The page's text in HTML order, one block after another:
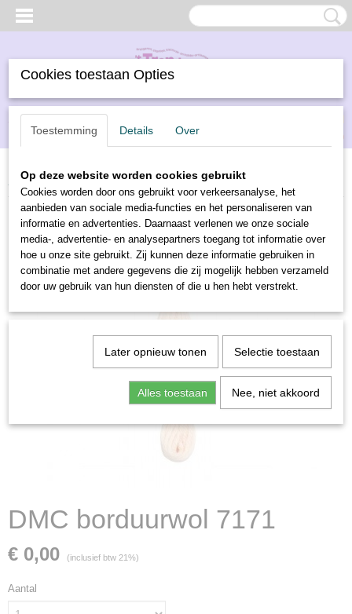
Inloggen Registreren
(0)
Home>Borduren>DMC borduurwol>DMC borduurwol 7171
DMC borduurwol 7171
€ 0,00 (inclusief btw 21%)
Aantal
Cookies toestaan Opties
Toestemming Details Over
Op deze website worden cookies gebruikt
Cookies worden door ons gebruikt voor verkeersanalyse, het
aanbieden van sociale media-functies en het personaliseren van
informatie en advertenties. Daarnaast verlenen we onze sociale
media-, advertentie- en analysepartners toegang tot informatie over
hoe u onze site gebruikt. Zij kunnen deze informatie gebruiken in
combinatie met andere gegevens die zij mogelijk hebben verzameld
door uw gebruik van hun diensten of die u hen hebt verstrekt.
Later opnieuw tonen Selectie toestaan
Alles toestaan Nee, niet akkoord